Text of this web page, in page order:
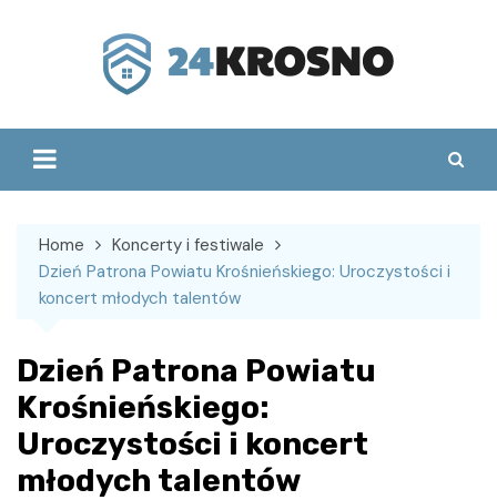
Home
Koncerty i festiwale
Dzień Patrona Powiatu Krośnieńskiego: Uroczystości i
koncert młodych talentów
Dzień Patrona Powiatu
Krośnieńskiego:
Uroczystości i koncert
młodych talentów